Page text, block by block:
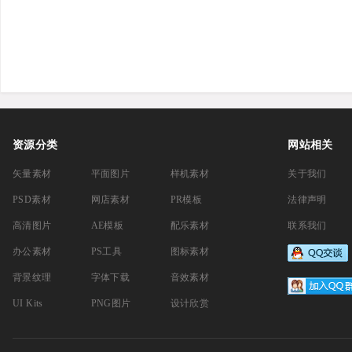
资源分类
矢量素材
PSD素材
高清图片
办公素材
背景纹理
UI Kits
平面图片
网店素材
AE模板
PS工具
字体下载
PNG图片
样机素材
PR模板
配乐素材
图标素材
音效素材
设计欣赏
网站相关
关于我们
法律声明
联系我们